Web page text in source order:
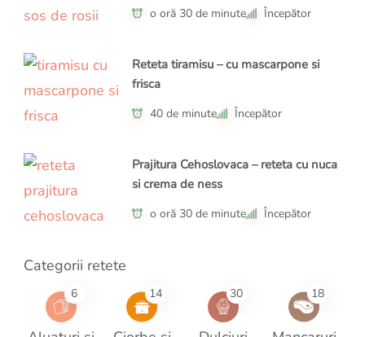
o oră 30 de minute Începător
Reteta tiramisu – cu mascarpone si
frisca
40 de minute Începător
Prajitura Cehoslovaca – reteta cu nuca
si crema de ness
o oră 30 de minute Începător
Categorii retete
6 14 30 18